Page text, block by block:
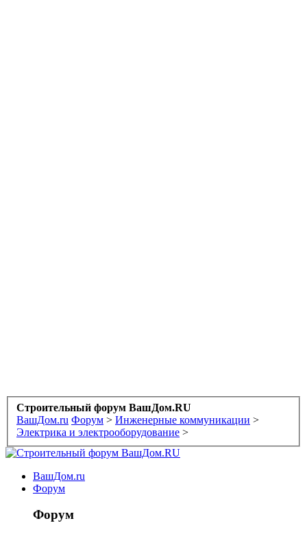
Строительный форум ВашДом.RU
ВашДом.ru Форум > Инженерные коммуникации >
Электрика и электрооборудование >
ВашДом.ru
Форум
Форум